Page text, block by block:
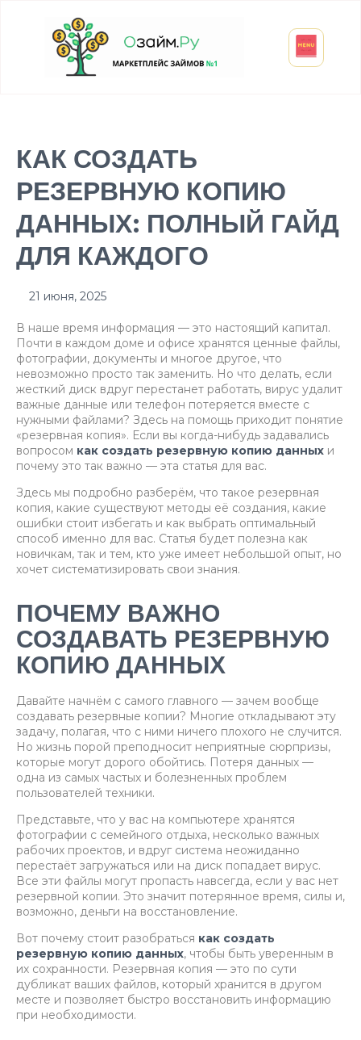
КАК СОЗДАТЬ
РЕЗЕРВНУЮ КОПИЮ
ДАННЫХ: ПОЛНЫЙ ГАЙД
ДЛЯ КАЖДОГО
21 июня, 2025
В наше время информация — это настоящий капитал.
Почти в каждом доме и офисе хранятся ценные файлы,
фотографии, документы и многое другое, что
невозможно просто так заменить. Но что делать, если
жесткий диск вдруг перестанет работать, вирус удалит
важные данные или телефон потеряется вместе с
нужными файлами? Здесь на помощь приходит понятие
«резервная копия». Если вы когда-нибудь задавались
вопросом как создать резервную копию данных и
почему это так важно — эта статья для вас.
Здесь мы подробно разберём, что такое резервная
копия, какие существуют методы её создания, какие
ошибки стоит избегать и как выбрать оптимальный
способ именно для вас. Статья будет полезна как
новичкам, так и тем, кто уже имеет небольшой опыт, но
хочет систематизировать свои знания.
ПОЧЕМУ ВАЖНО
СОЗДАВАТЬ РЕЗЕРВНУЮ
КОПИЮ ДАННЫХ
Давайте начнём с самого главного — зачем вообще
создавать резервные копии? Многие откладывают эту
задачу, полагая, что с ними ничего плохого не случится.
Но жизнь порой преподносит неприятные сюрпризы,
которые могут дорого обойтись. Потеря данных —
одна из самых частых и болезненных проблем
пользователей техники.
Представьте, что у вас на компьютере хранятся
фотографии с семейного отдыха, несколько важных
рабочих проектов, и вдруг система неожиданно
перестаёт загружаться или на диск попадает вирус.
Все эти файлы могут пропасть навсегда, если у вас нет
резервной копии. Это значит потерянное время, силы и,
возможно, деньги на восстановление.
Вот почему стоит разобраться как создать
резервную копию данных, чтобы быть уверенным в
их сохранности. Резервная копия — это по сути
дубликат ваших файлов, который хранится в другом
месте и позволяет быстро восстановить информацию
при необходимости.